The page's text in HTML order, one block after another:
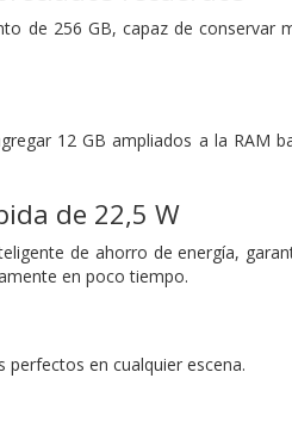
de 256 GB, capaz de
12 GB ampliados a la RAM
de 22,5 W
de ahorro de energía,
en poco tiempo.
en cualquier escena.